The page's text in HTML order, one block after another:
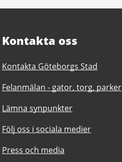
Kontakta oss
Kontakta Göteborgs Stad
Felanmälan - gator, torg, parker
Lämna synpunkter
Följ oss i sociala medier
Press och media